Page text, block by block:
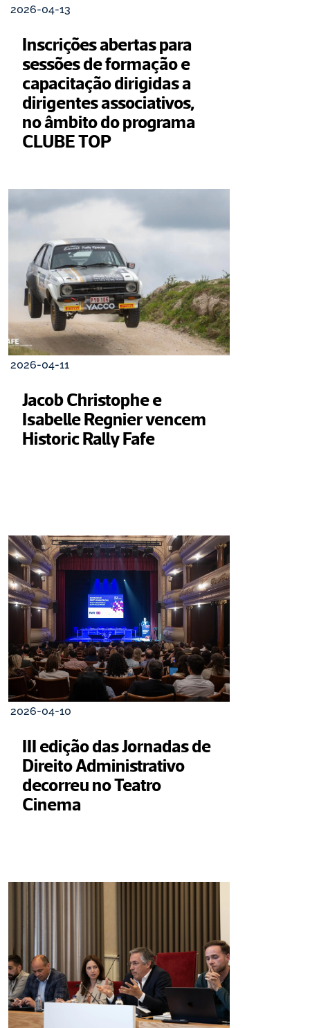
2026-04-13
Inscrições abertas para
sessões de formação e
capacitação dirigidas a
dirigentes associativos,
no âmbito do programa
CLUBE TOP
2026-04-11
Jacob Christophe e
Isabelle Regnier vencem
Historic Rally Fafe
2026-04-10
III edição das Jornadas de
Direito Administrativo
decorreu no Teatro
Cinema